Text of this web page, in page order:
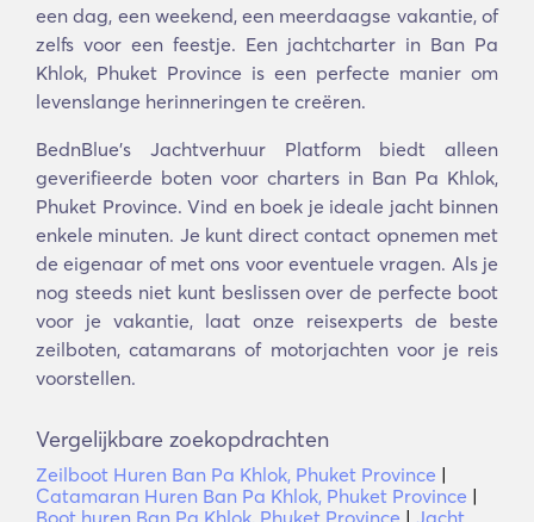
een dag, een weekend, een meerdaagse vakantie, of
zelfs voor een feestje. Een jachtcharter in Ban Pa
Khlok, Phuket Province is een perfecte manier om
levenslange herinneringen te creëren.
BednBlue's Jachtverhuur Platform biedt alleen
geverifieerde boten voor charters in Ban Pa Khlok,
Phuket Province. Vind en boek je ideale jacht binnen
enkele minuten. Je kunt direct contact opnemen met
de eigenaar of met ons voor eventuele vragen. Als je
nog steeds niet kunt beslissen over de perfecte boot
voor je vakantie, laat onze reisexperts de beste
zeilboten, catamarans of motorjachten voor je reis
voorstellen.
Vergelijkbare zoekopdrachten
Zeilboot Huren Ban Pa Khlok, Phuket Province |
Catamaran Huren Ban Pa Khlok, Phuket Province |
Boot huren Ban Pa Khlok, Phuket Province | Jacht